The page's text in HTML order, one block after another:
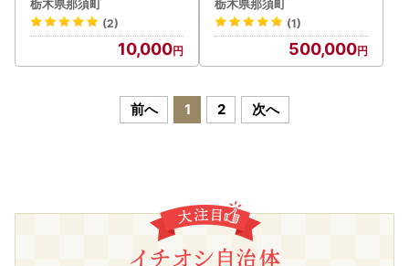
〕｜宿泊 旅行 チケット 宿
泊券 温泉 露天風呂 旅行券
ホテル 観光 国内旅行 那須
栃木県 那須町
栃木県那須町
(2)
10,000
-2〕｜宿泊 旅行 チケット
宿泊券 温泉 露天風呂 旅行
券 ホテル 観光 国内旅行 那
須 栃木県 那須町
栃木県那須町
(1)
500,000
前へ 1 2 次へ